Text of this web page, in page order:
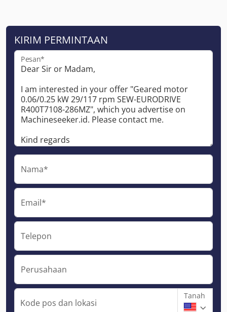
KIRIM PERMINTAAN
Pesan*
Nama*
Email*
Telepon
Perusahaan
Kode pos dan lokasi
Tanah